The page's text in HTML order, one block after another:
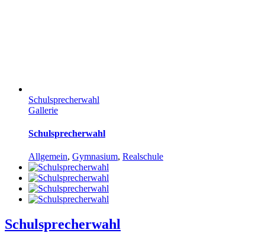
Schulsprecherwahl
Gallerie
Schulsprecherwahl
Allgemein, Gymnasium, Realschule
Schulsprecherwahl